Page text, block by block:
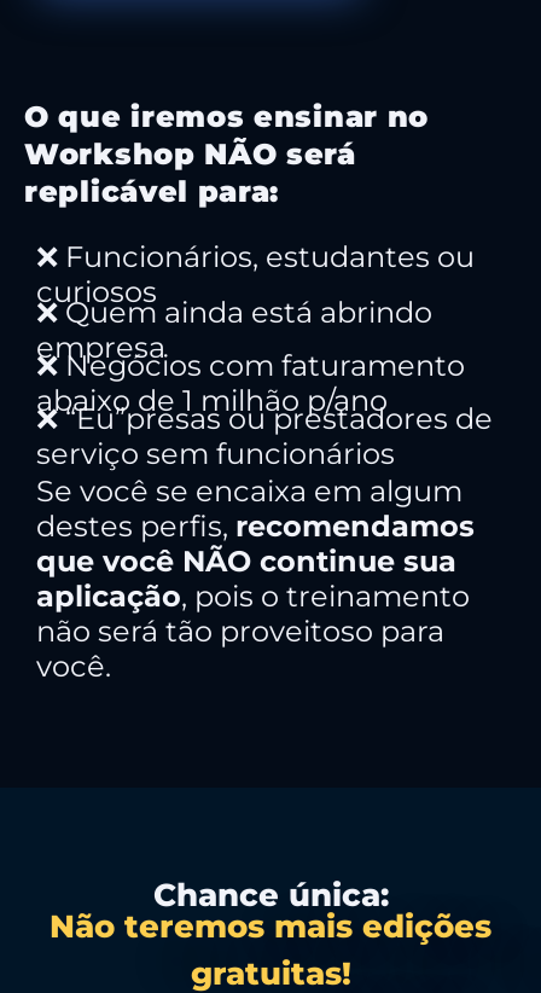
O que iremos ensinar no
Workshop NÃO será
replicável para:
❌ Funcionários, estudantes ou
curiosos
❌ Quem ainda está abrindo
empresa
❌ Negócios com faturamento
abaixo de 1 milhão p/ano
❌ “Eu”presas ou prestadores de
serviço sem funcionários
Se você se encaixa em algum
destes perfis, recomendamos
que você NÃO continue sua
aplicação, pois o treinamento
não será tão proveitoso para
você.
Chance única:
Não teremos mais edições
gratuitas!